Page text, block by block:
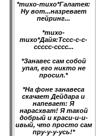
*тихо-тихо*Галатея:
Ну вот...назревает
пейринг...
*тихо-
тихо*Дайя:Тссс-с-с-
ссссс-сссс...
*Занавес сам собой
упал, его никто не
просил.*
*На фоне занавеса
скачает Дейдара и
напевает: Я
нарасхват! Я такой
добрый и краси-и-и-
ивый, что просто сам
пру-у-у-усь!*